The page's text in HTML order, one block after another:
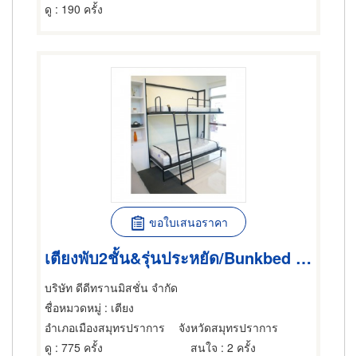
ดู : 190 ครั้ง
ขอใบเสนอราคา
เตียงพับ2ชั้น&รุ่นประหยัด/Bunkbed & Standardbed / Bunk bed เตียงผนัง 2 ชั้น
บริษัท ดีดีทรานมิสชั่น จำกัด
ชื่อหมวดหมู่ : เตียง
อำเภอเมืองสมุทรปราการ
จังหวัดสมุทรปราการ
ดู : 775 ครั้ง สนใจ : 2 ครั้ง